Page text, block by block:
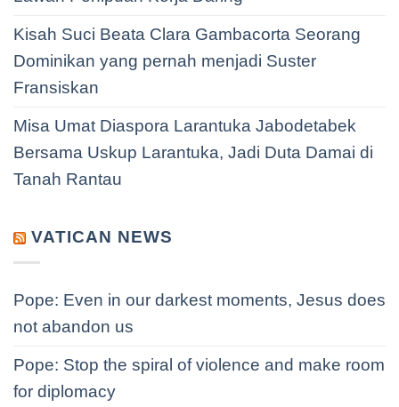
Kisah Suci Beata Clara Gambacorta Seorang
Dominikan yang pernah menjadi Suster
Fransiskan
Misa Umat Diaspora Larantuka Jabodetabek
Bersama Uskup Larantuka, Jadi Duta Damai di
Tanah Rantau
VATICAN NEWS
Pope: Even in our darkest moments, Jesus does
not abandon us
Pope: Stop the spiral of violence and make room
for diplomacy